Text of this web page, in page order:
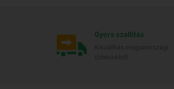
Gyors szállítás